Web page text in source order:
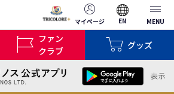
マイページ EN MENU
ファン
クラブ
グッズ